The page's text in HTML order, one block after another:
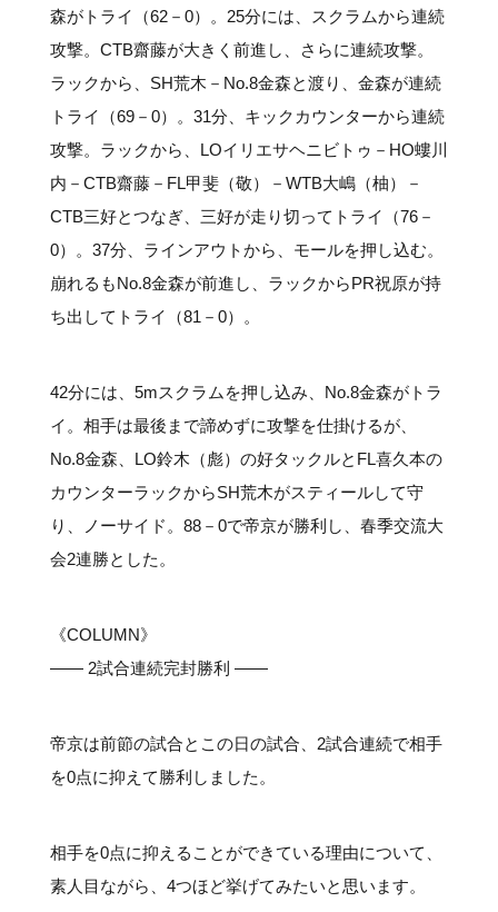
森がトライ（62－0）。25分には、スクラムから連続
攻撃。CTB齋藤が大きく前進し、さらに連続攻撃。
ラックから、SH荒木－No.8金森と渡り、金森が連続
トライ（69－0）。31分、キックカウンターから連続
攻撃。ラックから、LOイリエサヘニビトゥ－HO螻川
内－CTB齋藤－FL甲斐（敬）－WTB大嶋（柚）－
CTB三好とつなぎ、三好が走り切ってトライ（76－
0）。37分、ラインアウトから、モールを押し込む。
崩れるもNo.8金森が前進し、ラックからPR祝原が持
ち出してトライ（81－0）。
42分には、5mスクラムを押し込み、No.8金森がトラ
イ。相手は最後まで諦めずに攻撃を仕掛けるが、
No.8金森、LO鈴木（彪）の好タックルとFL喜久本の
カウンターラックからSH荒木がスティールして守
り、ノーサイド。88－0で帝京が勝利し、春季交流大
会2連勝とした。
《COLUMN》
―― 2試合連続完封勝利 ――
帝京は前節の試合とこの日の試合、2試合連続で相手
を0点に抑えて勝利しました。
相手を0点に抑えることができている理由について、
素人目ながら、4つほど挙げてみたいと思います。